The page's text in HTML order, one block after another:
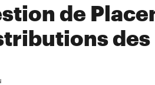
de
des